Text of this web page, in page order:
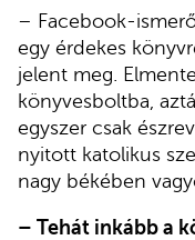
– Facebook-
egy érdekes
jelent meg.
könyvesboltba,
egyszer csak
nyitott katolikus
nagy békében
– Tehát inkább a